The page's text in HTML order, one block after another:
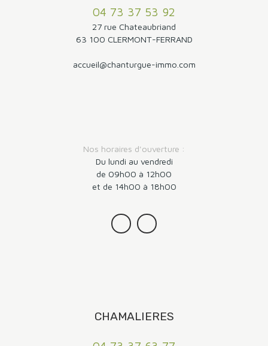
04 73 37 53 92
27 rue Chateaubriand
63 100 CLERMONT-FERRAND
accueil@chanturgue-immo.com
Nos horaires d'ouverture :
Du lundi au vendredi
de 09h00 à 12h00
et de 14h00 à 18h00
CHAMALIERES